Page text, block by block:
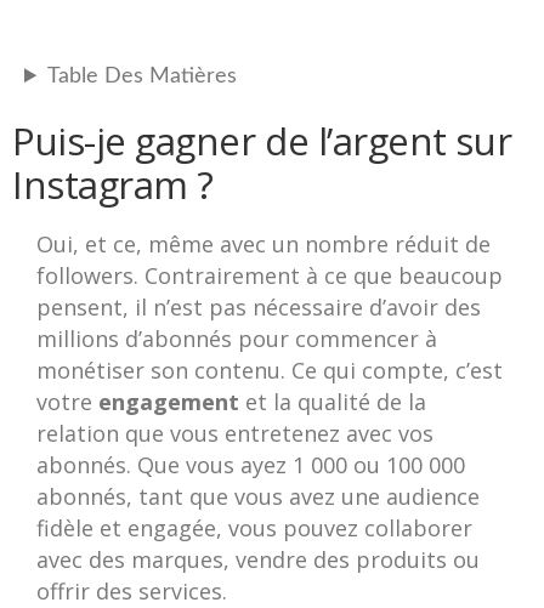
Table Des Matières
Puis-je gagner de l’argent sur
Instagram ?
Oui, et ce, même avec un nombre réduit de
followers. Contrairement à ce que beaucoup
pensent, il n’est pas nécessaire d’avoir des
millions d’abonnés pour commencer à
monétiser son contenu. Ce qui compte, c’est
votre engagement et la qualité de la
relation que vous entretenez avec vos
abonnés. Que vous ayez 1 000 ou 100 000
abonnés, tant que vous avez une audience
fidèle et engagée, vous pouvez collaborer
avec des marques, vendre des produits ou
offrir des services.